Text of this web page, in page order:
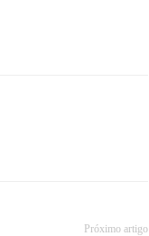
Próximo artigo